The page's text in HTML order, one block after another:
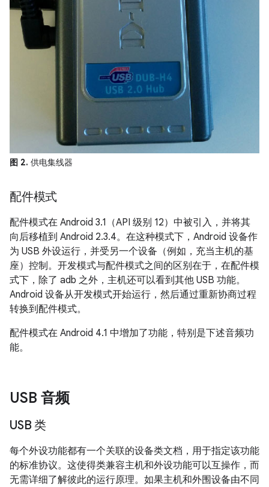
图 2. 供电集线器
配件模式
配件模式在 Android 3.1（API 级别 12）中被引入，并将其
向后移植到 Android 2.3.4。 在这种模式下，Android 设备作
为 USB 外设运行，并受另一个设备（例如，充当主机的基
座）控制。开发模式与配件模式之间的区别在于，在配件模
式下，除了 adb 之外，主机还可以看到其他 USB 功能。
Android 设备从开发模式开始运行，然后通过重新协商过程
转换到配件模式。
配件模式在 Android 4.1 中增加了功能，特别是下述音频功
能。
USB 音频
USB 类
每个外设功能都有一个关联的设备类文档，用于指定该功能
的标准协议。 这使得类兼容主机和外设功能可以互操作，而
无需详细了解彼此的运行原理。 如果主机和外围设备由不同